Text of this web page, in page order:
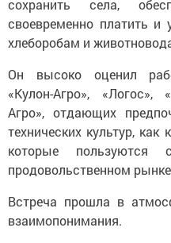
сохранить села,
своевременно платить и
хлеборобам и
Он высоко оценил
«Кулон-Агро», «Логос»,
Агро», отдающих
технических культур, как
которые
продовольственном
Встреча прошла в
взаимопонимания.